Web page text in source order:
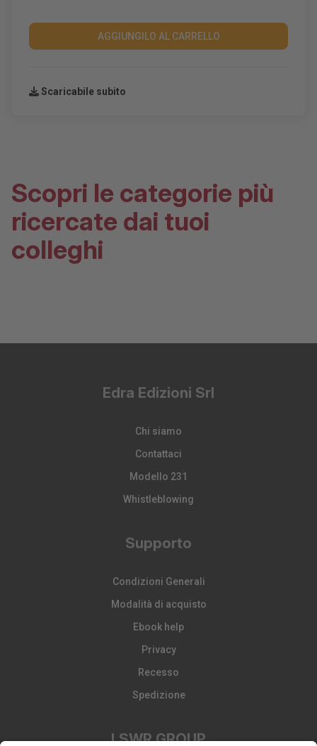
AGGIUNGILO AL CARRELLO
Scaricabile subito
Scopri le categorie più
ricercate dai tuoi
colleghi
Edra Edizioni Srl
Chi siamo
Contattaci
Modello 231
Whistleblowing
Supporto
Condizioni Generali
Modalità di acquisto
Ebook help
Privacy
Recesso
Spedizione
LSWR GROUP